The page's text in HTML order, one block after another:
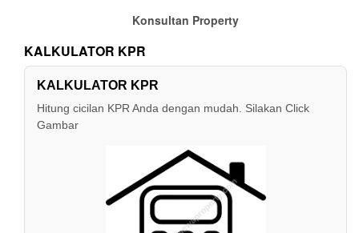
options
chosen
Konsultan Property
KALKULATOR KPR
KALKULATOR KPR
Hitung cicilan KPR Anda dengan mudah. Silakan Click
Gambar